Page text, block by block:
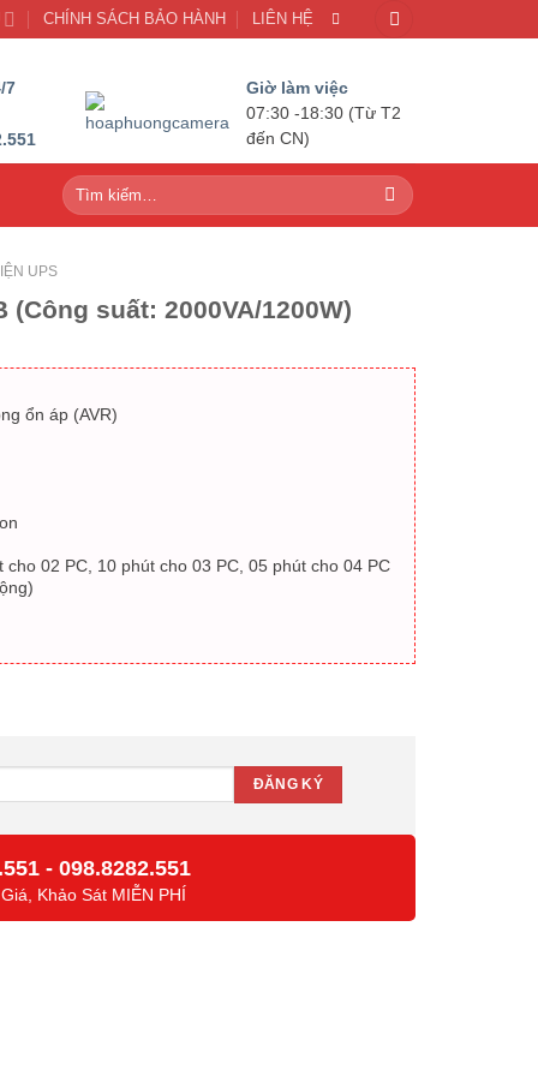
CHÍNH SÁCH BẢO HÀNH LIÊN HỆ
7 Giờ làm việc
07:30 -18:30 (Từ T2
đến CN)
Tìm
kiếm:
UPS
suất: 2000VA/1200W)
ổn áp (AVR)
02 PC, 10 phút cho 03 PC, 05 phút cho 04 PC
-098.8282.551
Khảo Sát MIỄN PHÍ